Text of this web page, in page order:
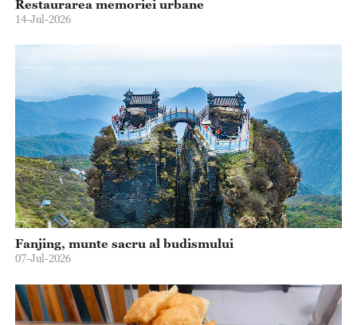
Restaurarea memoriei urbane
14-Jul-2026
Fanjing, munte sacru al budismului
07-Jul-2026